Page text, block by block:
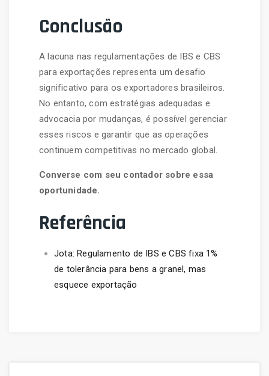
Conclusão
A lacuna nas regulamentações de IBS e CBS
para exportações representa um desafio
significativo para os exportadores brasileiros.
No entanto, com estratégias adequadas e
advocacia por mudanças, é possível gerenciar
esses riscos e garantir que as operações
continuem competitivas no mercado global.
Converse com seu contador sobre essa
oportunidade.
Referência
Jota: Regulamento de IBS e CBS fixa 1%
de tolerância para bens a granel, mas
esquece exportação